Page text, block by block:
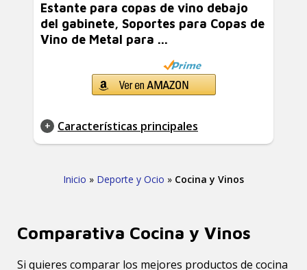
Estante para copas de vino debajo
del gabinete, Soportes para Copas de
Vino de Metal para ...
Características principales
Inicio » Deporte y Ocio » Cocina y Vinos
Comparativa Cocina y Vinos
Si quieres comparar los mejores productos de cocina